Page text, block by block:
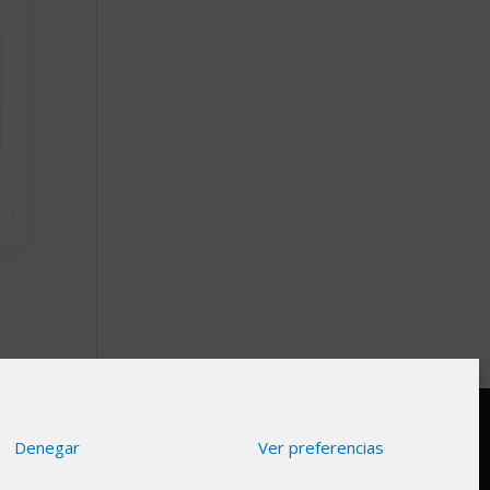
Denegar Ver preferencias
que si haces clic en algunos de nuestros